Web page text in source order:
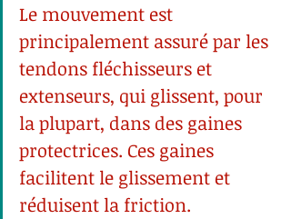
Le mouvement est
principalement assuré par les
tendons fléchisseurs et
extenseurs, qui glissent, pour
la plupart, dans des gaines
protectrices. Ces gaines
facilitent le glissement et
réduisent la friction.